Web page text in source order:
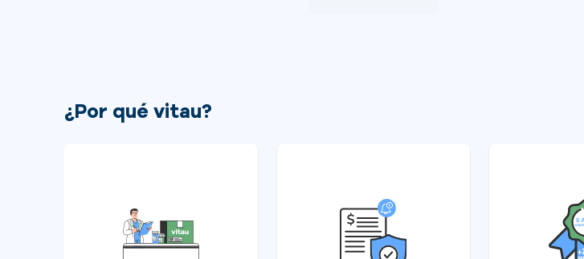
¿Por qué vitau?